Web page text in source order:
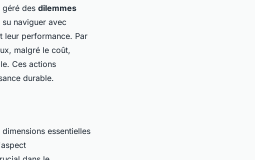
géré des dilemmes
naviguer avec
leur performance. Par
malgré le coût,
Ces actions
durable.
essentielles